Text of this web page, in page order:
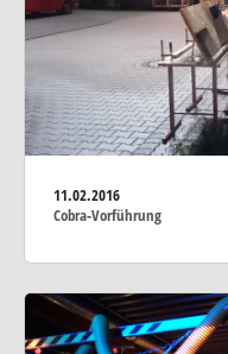
11.02.2016
Cobra-Vorführung